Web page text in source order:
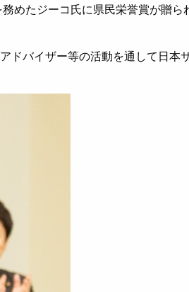
めたジーコ氏に県民栄誉賞が贈
バイザー等の活動を通して日本